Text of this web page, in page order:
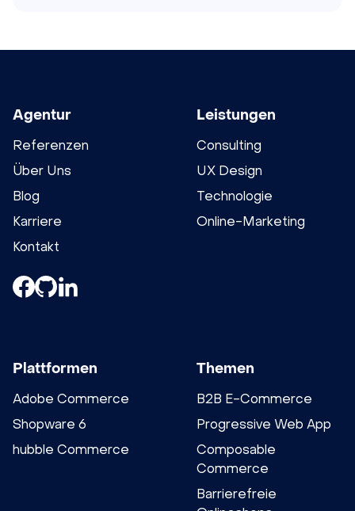
Agentur
Referenzen
Über Uns
Blog
Karriere
Kontakt
Leistungen
Consulting
UX Design
Technologie
Online-Marketing
Plattformen
Adobe Commerce
Shopware 6
hubble Commerce
Themen
B2B E-Commerce
Progressive Web App
Composable
Commerce
Barrierefreie